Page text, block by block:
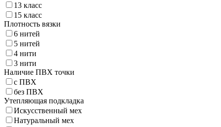
13 класс
15 класс
Плотность вязки
6 нитей
5 нитей
4 нити
3 нити
Наличие ПВХ точки
с ПВХ
без ПВХ
Утепляющая подкладка
Искусственный мех
Натуральный мех